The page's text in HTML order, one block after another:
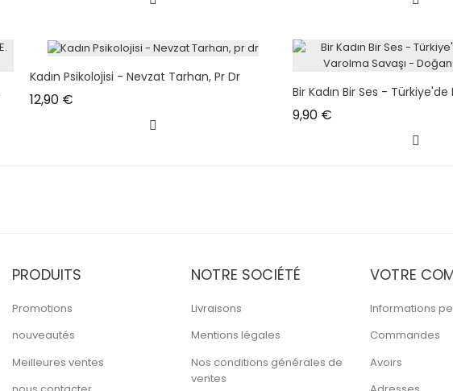
Kadın Psikolojisi - Nevzat Tarhan, Pr Dr
12,90 € Bir Kadın Bir Ses - Türkiye'de
9,90 €
PRODUITS
Promotions
nouveautés
Meilleures ventes
NOTRE SOCIÉTÉ
Livraisons
Mentions légales
Nos conditions générales de
ventes
VOTRE
Informations
Commandes
Avoirs